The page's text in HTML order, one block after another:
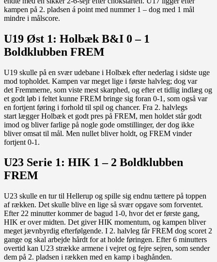
kampen på 2. pladsen á point med nummer 1 – dog med 1 mål
mindre i målscore.
U19 Øst 1: Holbæk B&I 0 – 1
Boldklubben FREM
U19 skulle på en svær udebane i Holbæk efter nederlag i sidste uge
mod topholdet. Kampen var meget lige i første halvleg; dog var
det Fremmerne, som viste mest skarphed, og efter et tidlig indlæg og
et godt løb i feltet kunne FREM bringe sig foran 0-1, som også var
en fortjent føring i forhold til spil og chancer. Fra 2. halvlegs
start lægger Holbæk et godt pres på FREM, men holdet står godt
imod og bliver farlige på nogle gode omstillinger, der dog ikke
bliver omsat til mål. Men nullet bliver holdt, og FREM vinder
fortjent 0-1.
U23 Serie 1: HIK 1 – 2 Boldklubben
FREM
U23 skulle en tur til Hellerup og spille sig endnu tættere på toppen
af rækken. Det skulle blive en lige så svær opgave som forventet.
Efter 22 minutter kommer de bagud 1-0, hvor det er første gang,
HIK er over midten. Det giver HIK momentum, og kampen bliver
meget jævnbyrdig efterfølgende. I 2. halvleg får FREM dog scoret 2
gange og skal arbejde hårdt for at holde føringen. Efter 6 minutters
overtid kan U23 strække armene i vejret og fejre sejren, som sender
dem på 2. pladsen i rækken med en kamp i baghånden.